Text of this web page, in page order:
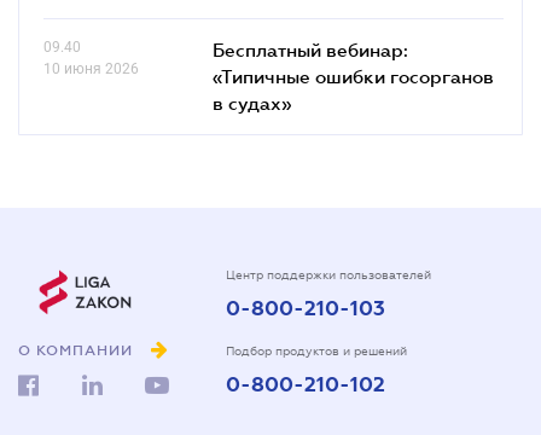
09.40
10 июня 2026
Бесплатный вебинар:
«Типичные ошибки госорганов
в судах»
О КОМПАНИИ
Центр поддержки пользователей
0-800-210-103
Подбор продуктов и решений
0-800-210-102